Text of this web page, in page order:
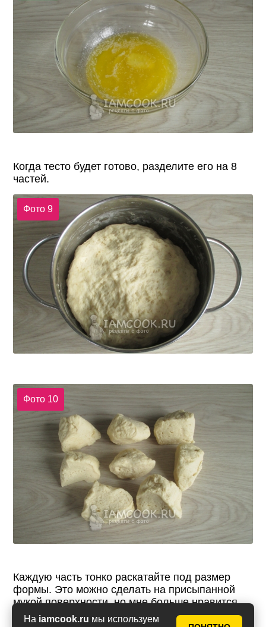
На iamcook.ru мы используем
Когда тесто будет готово, разделите его на 8
частей.
Фото 9
Фото 10
Каждую часть тонко раскатайте под размер
формы. Это можно сделать на присыпанной
мукой поверхности, но мне больше нравится
раскатывать на смазанной растительным